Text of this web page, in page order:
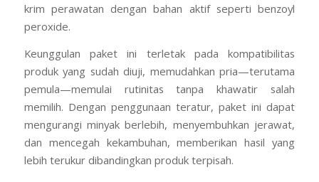
krim perawatan dengan bahan aktif seperti benzoyl
peroxide.
Keunggulan paket ini terletak pada kompatibilitas
produk yang sudah diuji, memudahkan pria—terutama
pemula—memulai rutinitas tanpa khawatir salah
memilih. Dengan penggunaan teratur, paket ini dapat
mengurangi minyak berlebih, menyembuhkan jerawat,
dan mencegah kekambuhan, memberikan hasil yang
lebih terukur dibandingkan produk terpisah.